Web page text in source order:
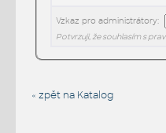
Vzkaz pro administrátory:
Potvrzuji, že souhlasím s
« zpět na Katalog